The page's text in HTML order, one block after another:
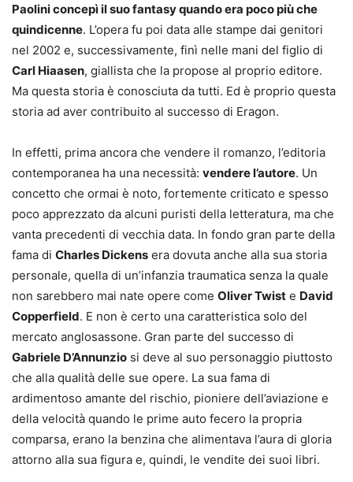
Paolini concepì il suo fantasy quando era poco più che
quindicenne. L’opera fu poi data alle stampe dai genitori
nel 2002 e, successivamente, finì nelle mani del figlio di
Carl Hiaasen, giallista che la propose al proprio editore.
Ma questa storia è conosciuta da tutti. Ed è proprio questa
storia ad aver contribuito al successo di Eragon.
In effetti, prima ancora che vendere il romanzo, l’editoria
contemporanea ha una necessità: vendere l’autore. Un
concetto che ormai è noto, fortemente criticato e spesso
poco apprezzato da alcuni puristi della letteratura, ma che
vanta precedenti di vecchia data. In fondo gran parte della
fama di Charles Dickens era dovuta anche alla sua storia
personale, quella di un’infanzia traumatica senza la quale
non sarebbero mai nate opere come Oliver Twist e David
Copperfield. E non è certo una caratteristica solo del
mercato anglosassone. Gran parte del successo di
Gabriele D’Annunzio si deve al suo personaggio piuttosto
che alla qualità delle sue opere. La sua fama di
ardimentoso amante del rischio, pioniere dell’aviazione e
della velocità quando le prime auto fecero la propria
comparsa, erano la benzina che alimentava l’aura di gloria
attorno alla sua figura e, quindi, le vendite dei suoi libri.